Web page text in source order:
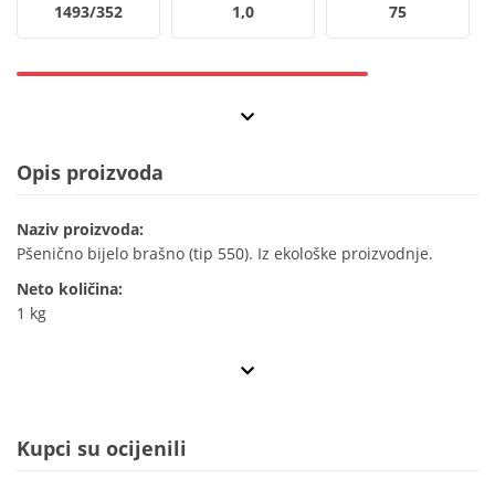
1493/352 1,0 75
Opis proizvoda
Naziv proizvoda:
Pšenično bijelo brašno (tip 550). Iz ekološke proizvodnje.
Neto količina:
1 kg
Kupci su ocijenili